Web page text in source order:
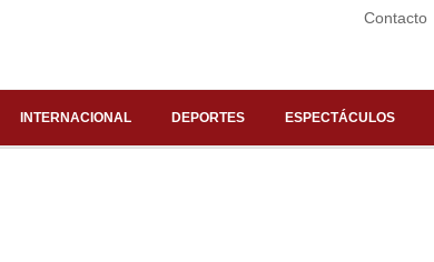
Contacto
INTERNACIONAL DEPORTES ESPECTÁCULOS